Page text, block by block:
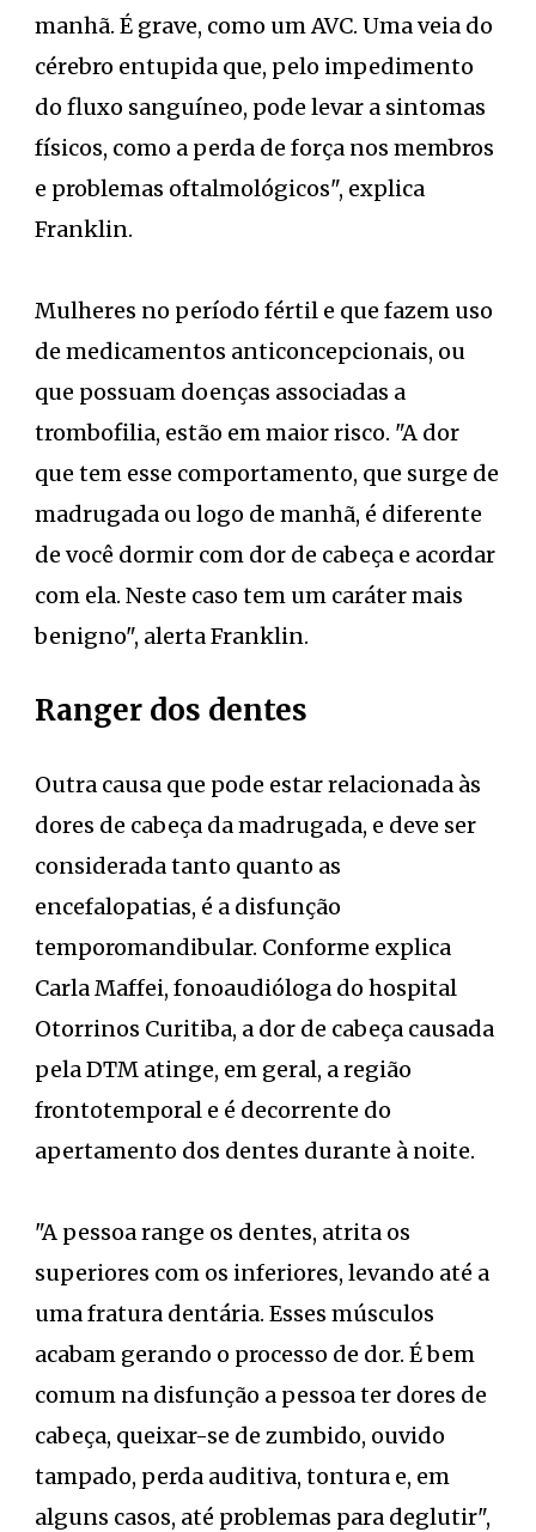
manhã. É grave, como um AVC. Uma veia do
cérebro entupida que, pelo impedimento
do fluxo sanguíneo, pode levar a sintomas
físicos, como a perda de força nos membros
e problemas oftalmológicos", explica
Franklin.
Mulheres no período fértil e que fazem uso
de medicamentos anticoncepcionais, ou
que possuam doenças associadas a
trombofilia, estão em maior risco. "A dor
que tem esse comportamento, que surge de
madrugada ou logo de manhã, é diferente
de você dormir com dor de cabeça e acordar
com ela. Neste caso tem um caráter mais
benigno", alerta Franklin.
Ranger dos dentes
Outra causa que pode estar relacionada às
dores de cabeça da madrugada, e deve ser
considerada tanto quanto as
encefalopatias, é a disfunção
temporomandibular. Conforme explica
Carla Maffei, fonoaudióloga do hospital
Otorrinos Curitiba, a dor de cabeça causada
pela DTM atinge, em geral, a região
frontotemporal e é decorrente do
apertamento dos dentes durante à noite.
"A pessoa range os dentes, atrita os
superiores com os inferiores, levando até a
uma fratura dentária. Esses músculos
acabam gerando o processo de dor. É bem
comum na disfunção a pessoa ter dores de
cabeça, queixar-se de zumbido, ouvido
tampado, perda auditiva, tontura e, em
alguns casos, até problemas para deglutir",